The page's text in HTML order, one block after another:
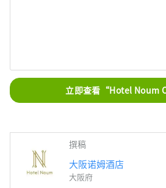
立即查看“Hotel Noum
撰稿
大阪诺姆酒店
大阪府